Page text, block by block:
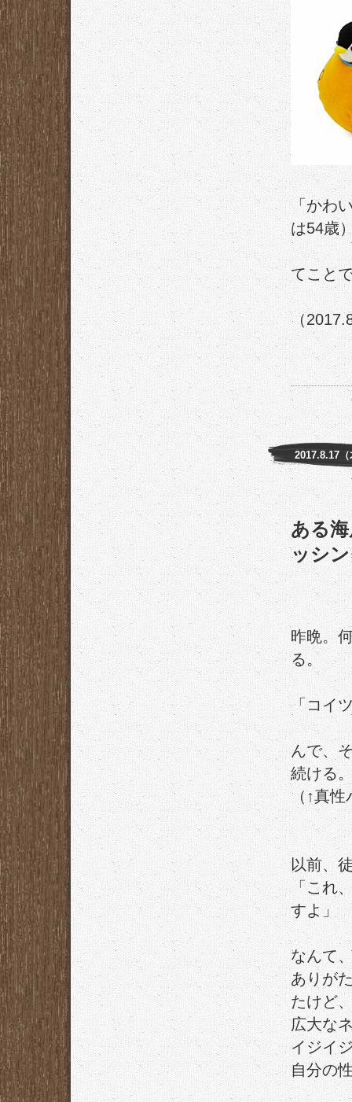
「かわ
は54歳
てこと
（
2017.8.17（
ある
ッシ
昨晩。
る。
「コイ
んで、
続ける
（↑真性
以前、
「これ
すよ」
なんて
ありが
たけど
広大な
イジイ
自分の